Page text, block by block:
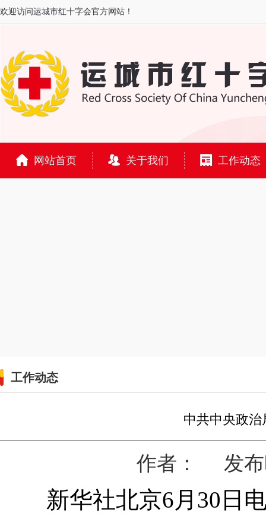
欢迎访问运城市红十字会官方网站！
网站首页 关于我们 工作动态
工作动态
中共中央政
作者： 发布
新华社北京6月30日电